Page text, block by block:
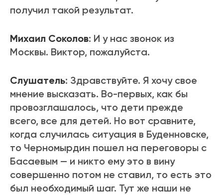
получил такой результат.
Михаил Соколов: И у нас звонок из
Москвы. Виктор, пожалуйста.
Слушатель: Здравствуйте. Я хочу свое
мнение высказать. Во-первых, как бы
провозглашалось, что дети прежде
всего, все для детей. Но вот сравните,
когда случилась ситуация в Буденновске,
то Черномырдин пошел на переговоры с
Басаевым — и никто ему это в вину
совершенно потом не ставил, то есть это
был необходимый шаг. Тут же наши не